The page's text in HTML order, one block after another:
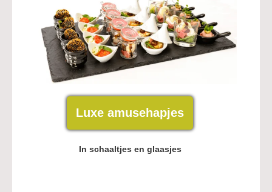
Luxe amusehapjes
In schaaltjes en glaasjes